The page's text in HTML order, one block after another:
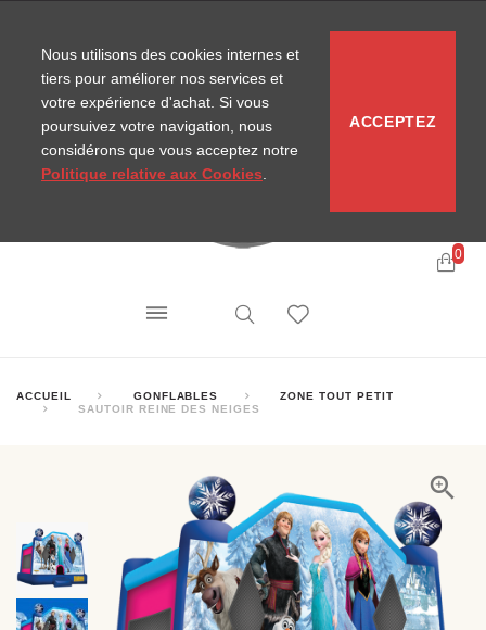
0
ACCUEIL GONFLABLES
ZONE TOUT PETIT
SAUTOIR REINE DES NEIGES
Nous utilisons des cookies internes et
tiers pour améliorer nos services et
votre expérience d'achat. Si vous
poursuivez votre navigation, nous
considérons que vous acceptez notre
Politique relative aux Cookies
ACCEPTEZ